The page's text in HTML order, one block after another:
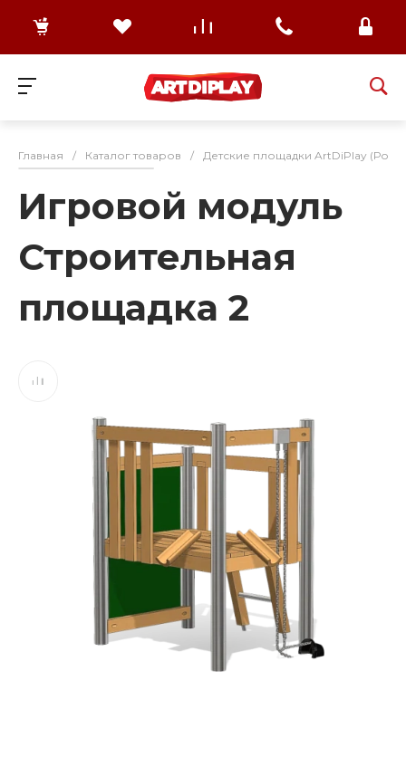
Главная / Каталог товаров / Детские площадки ArtDiPlay
Игровой модуль
Строительная
площадка 2